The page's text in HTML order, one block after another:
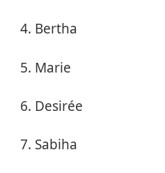
Bertha
Marie
Desirée
Sabiha